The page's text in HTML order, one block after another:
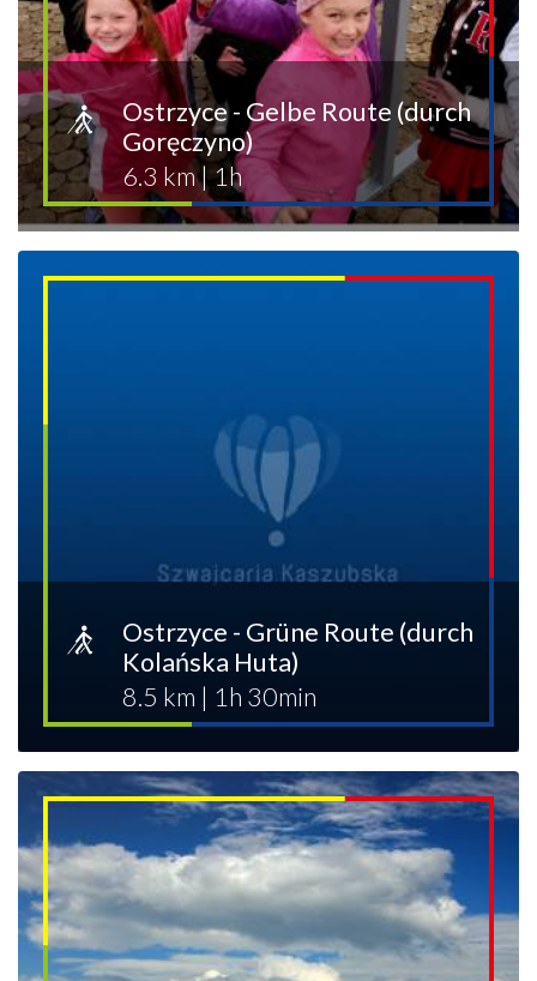
Ostrzyce - Gelbe Route (durch
Goręczyno)
6.3 km|1h
Ostrzyce - Grüne Route (durch
Kolańska Huta)
8.5 km | 1h 30min